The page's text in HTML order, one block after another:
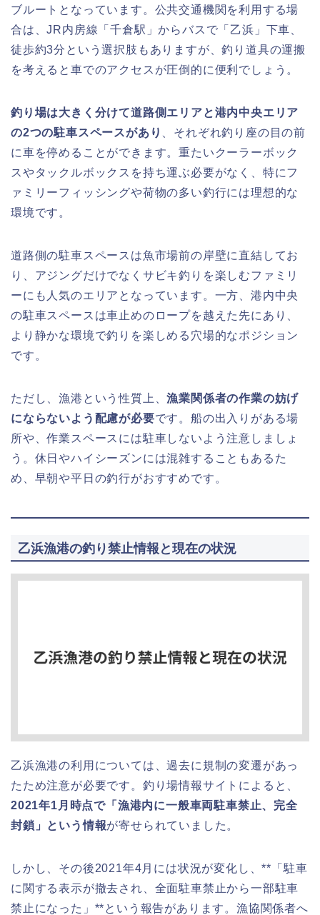
ブルートとなっています。公共交通機関を利用する場
合は、JR内房線「千倉駅」からバスで「乙浜」下車、
徒歩約3分という選択肢もありますが、釣り道具の運搬
を考えると車でのアクセスが圧倒的に便利でしょう。
釣り場は大きく分けて道路側エリアと港内中央エリア
の2つの駐車スペースがあり
、それぞれ釣り座の目の前
に車を停めることができます。重たいクーラーボック
スやタックルボックスを持ち運ぶ必要がなく、特にフ
ァミリーフィッシングや荷物の多い釣行には理想的な
環境です。
道路側の駐車スペースは魚市場前の岸壁に直結してお
り、アジングだけでなくサビキ釣りを楽しむファミリ
ーにも人気のエリアとなっています。一方、港内中央
の駐車スペースは車止めのロープを越えた先にあり、
より静かな環境で釣りを楽しめる穴場的なポジション
です。
ただし、漁港という性質上、漁業関係者の作業の妨げ
にならないよう配慮が必要です。船の出入りがある場
所や、作業スペースには駐車しないよう注意しましょ
う。休日やハイシーズンには混雑することもあるた
め、早朝や平日の釣行がおすすめです。
乙浜漁港の釣り禁止情報と現在の状況
乙浜漁港の利用については、過去に規制の変遷があっ
たため注意が必要です。釣り場情報サイトによると、
2021年1月時点で「漁港内に一般車両駐車禁止、完全
封鎖」という情報が寄せられていました。
しかし、その後2021年4月には状況が変化し、**「駐車
に関する表示が撤去され、全面駐車禁止から一部駐車
禁止になった」**という報告があります。漁協関係者へ